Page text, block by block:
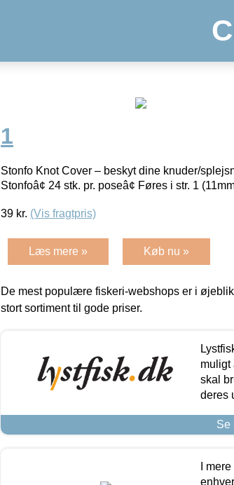
1
Stonfo Knot Cover – beskyt dine knuder/
Stonfoâ¢ 24 stk. pr. poseâ¢ Føres i str. 1
39 kr. (Vis fragtpris)
Læs mere » Køb nu »
De mest populære fiskeri-webshops er i
stort sortiment til gode priser.
muligt
skal
deres
Se
I